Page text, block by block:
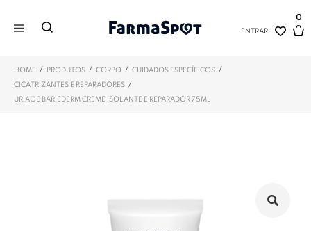
ENTRAR
0
HOME / PRODUTOS / CORPO / CUIDADOS ESPECÍFICOS /
CICATRIZANTES E REPARADORES /
URIAGE BARIEDERM CREME ISOLANTE E REPARADOR 75ML